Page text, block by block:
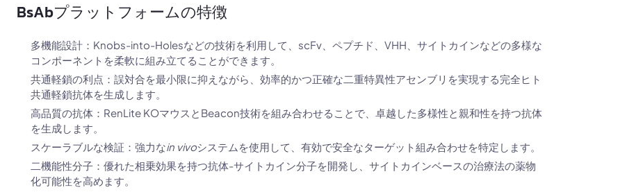
BsAbプラットフォームの特徴
多機能設計：Knobs-into-Holesなどの技術を利用して、scFv、ペプチド、VHH、サイトカインなどの多様な
コンポーネントを柔軟に組み立てることができます。
共通軽鎖の利点：誤対合を最小限に抑えながら、効率的かつ正確な二重特異性アセンブリを実現する完全ヒト
共通軽鎖抗体を生成します。
高品質の抗体：RenLite KOマウスとBeacon技術を組み合わせることで、卓越した多様性と親和性を持つ抗体
を生成します。
スケーラブルな検証：強力なin vivoシステムを使用して、有効で安全なターゲット組み合わせを特定します。
二機能性分子：優れた相乗効果を持つ抗体-サイトカイン分子を開発し、サイトカインベースの治療法の薬物
化可能性を高めます。